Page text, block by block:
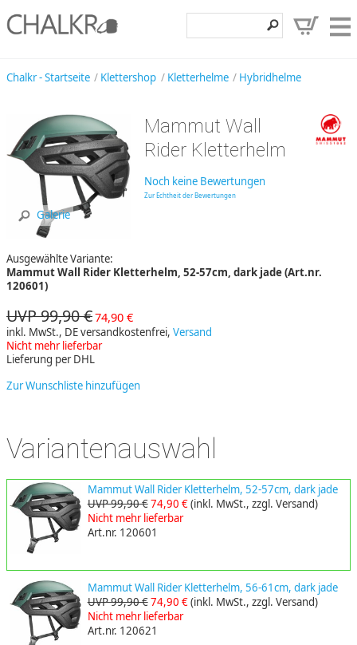
Klettershop
Entdecken
Chalkr - Startseite Klettershop Kletterhelme Hybridhelme
Galerie
Mammut Wall
Rider Kletterhelm
Noch keine Bewertungen
Zur Echtheit der Bewertungen
Ausgewählte Variante:
Mammut Wall Rider Kletterhelm, 52-57cm, dark jade (Art.nr.
120601)
UVP 99,90 €74,90 €
inkl. MwSt., DE versandkostenfrei, Versand
Nicht mehr lieferbar
Lieferung per DHL
Zur Wunschliste hinzufügen
Variantenauswahl
Mammut Wall Rider Kletterhelm, 52-57cm, dark jade
UVP 99,90 €74,90 €(inkl. MwSt., zzgl. Versand)
Nicht mehr lieferbar
Art.nr. 120601
Mammut Wall Rider Kletterhelm, 56-61cm, dark jade
UVP 99,90 €74,90 €(inkl. MwSt., zzgl. Versand)
Nicht mehr lieferbar
Art.nr. 120621